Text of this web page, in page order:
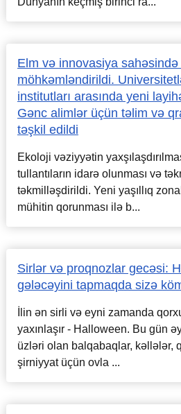
Elm və innovasiya sahəsində
möhkəmləndirildi.
institutları arasında yeni
Gənc alimlər üçün təlim və
təşkil edildi
Ekoloji vəziyyətin
tullantıların idarə olunması və
təkmilləşdirildi. Yeni yaşıllıq
mühitin qorunması ilə b...
Sirlər və proqnozlar gecəsi:
gələcəyini tapmaqda sizə
İlin ən sirli və eyni zamanda
yaxınlaşır - Halloween. Bu gün
üzləri olan balqabaqlar, kəllələr,
şirniyyat üçün ovla ...